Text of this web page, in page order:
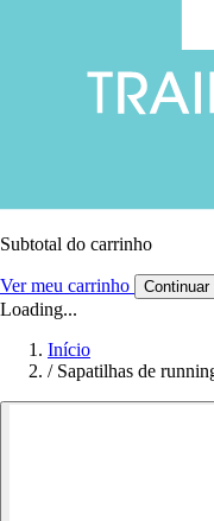
Subtotal do carrinho
Ver meu carrinho Continuar
Loading...
Início
/ Sapatilhas de